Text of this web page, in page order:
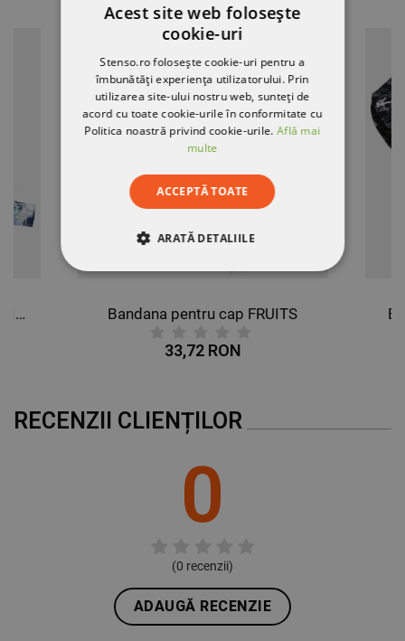
Bandana pentru cap BUTTERFLIES Bandana pentru cap FRUITS
33,72 RON
RECENZII CLIENȚILOR
0
(0 recenzii)
ADAUGĂ RECENZIE
Acest site web folosește
cookie-uri
Stenso.ro folosește cookie-uri pentru a
îmbunătăți experiența utilizatorului. Prin
utilizarea site-ului nostru web, sunteți de
acord cu toate cookie-urile în conformitate cu
Politica noastră privind cookie-urile.Află mai
multe
ACCEPTĂ TOATE
ARATĂ DETALIILE
STRICT NECESARE
DE PERFORMANȚĂ
DE TARGETARE